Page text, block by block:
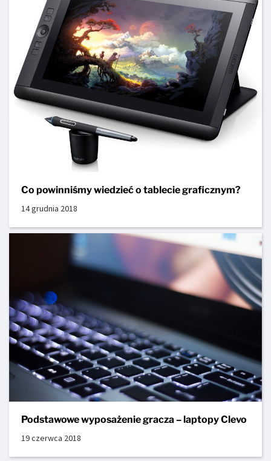
Co powinniśmy wiedzieć o tablecie graficznym?
14 grudnia 2018
Podstawowe wyposażenie gracza – laptopy Clevo
19 czerwca 2018